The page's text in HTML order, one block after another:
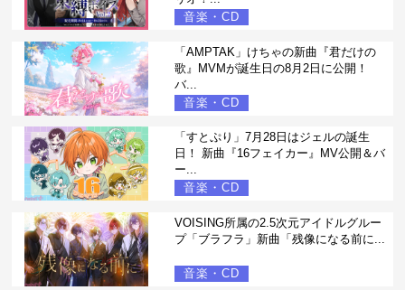
音楽・CD
「AMPTAK」けちゃの新曲『君だけの
歌』MVMが誕生日の8月2日に公開！
バ...
音楽・CD
「すとぷり」7月28日はジェルの誕生
日！ 新曲『16フェイカー』MV公開＆バ
ー...
音楽・CD
VOISING所属の2.5次元アイドルグルー
プ「ブラフラ」新曲「残像になる前に...
音楽・CD